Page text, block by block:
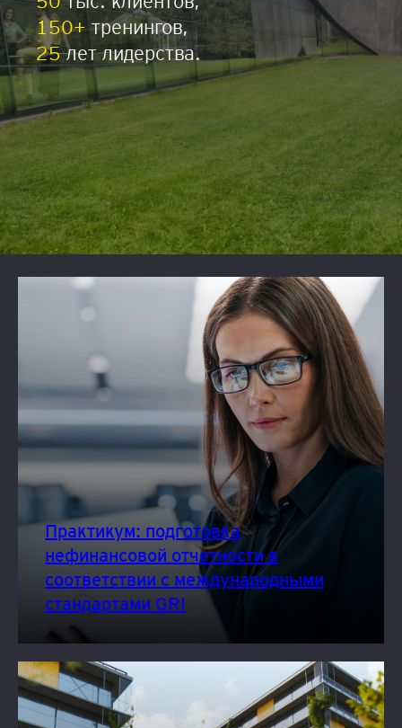
150+тренингов,
25лет лидерства.
Практикум: подготовка
нефинансовой отчетности в
соответствии с международными
стандартами GRI